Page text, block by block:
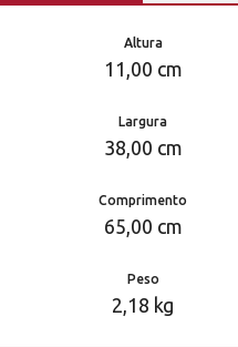
Altura
11,00 cm
Largura
38,00 cm
Comprimento
65,00 cm
Peso
2,18 kg